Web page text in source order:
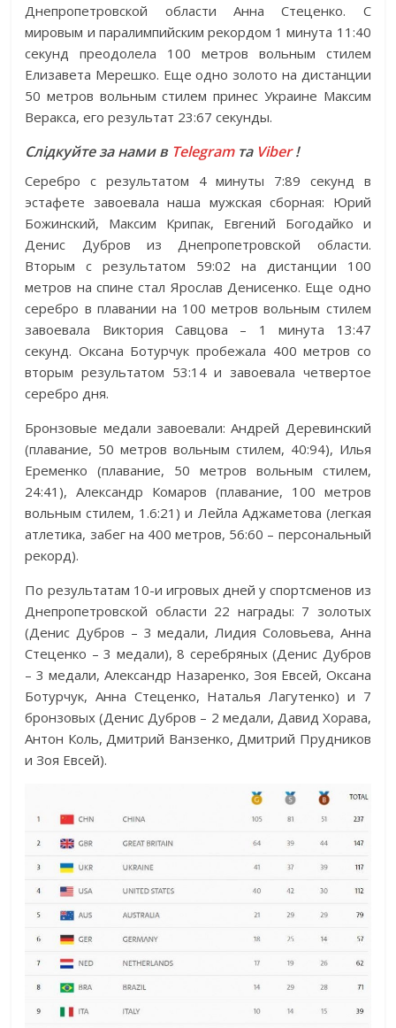
Днепропетровской области Анна Стеценко. С
мировым и паралимпийским рекордом 1 минута 11:40
секунд преодолела 100 метров вольным стилем
Елизавета Мерешко. Еще одно золото на дистанции
50 метров вольным стилем принес Украине Максим
Веракса, его результат 23:67 секунды.
Слідкуйте за нами в Telegramта Viber!
Серебро с результатом 4 минуты 7:89 секунд в
эстафете завоевала наша мужская сборная: Юрий
Божинский, Максим Крипак, Евгений Богодайко и
Денис Дубров из Днепропетровской области.
Вторым с результатом 59:02 на дистанции 100
метров на спине стал Ярослав Денисенко. Еще одно
серебро в плавании на 100 метров вольным стилем
завоевала Виктория Савцова – 1 минута 13:47
секунд. Оксана Ботурчук пробежала 400 метров со
вторым результатом 53:14 и завоевала четвертое
серебро дня.
Бронзовые медали завоевали: Андрей Деревинский
(плавание, 50 метров вольным стилем, 40:94), Илья
Еременко (плавание, 50 метров вольным стилем,
24:41), Александр Комаров (плавание, 100 метров
вольным стилем, 1.6:21) и Лейла Аджаметова (легкая
атлетика, забег на 400 метров, 56:60 – персональный
рекорд).
По результатам 10-и игровых дней у спортсменов из
Днепропетровской области 22 награды: 7 золотых
(Денис Дубров – 3 медали, Лидия Соловьева, Анна
Стеценко – 3 медали), 8 серебряных (Денис Дубров
– 3 медали, Александр Назаренко, Зоя Евсей, Оксана
Ботурчук, Анна Стеценко, Наталья Лагутенко) и 7
бронзовых (Денис Дубров – 2 медали, Давид Хорава,
Антон Коль, Дмитрий Ванзенко, Дмитрий Прудников
и Зоя Евсей).